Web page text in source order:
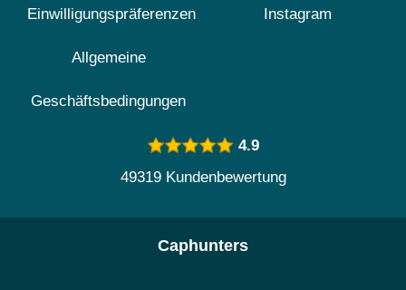
Einwilligungspräferenzen
Allgemeine
Geschäftsbedingungen
Instagram
4.9
49319 Kundenbewertung
Caphunters